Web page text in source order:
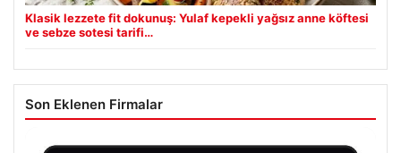
Klasik lezzete fit dokunuş: Yulaf kepekli yağsız anne köftesi
ve sebze sotesi tarifi…
Son Eklenen Firmalar